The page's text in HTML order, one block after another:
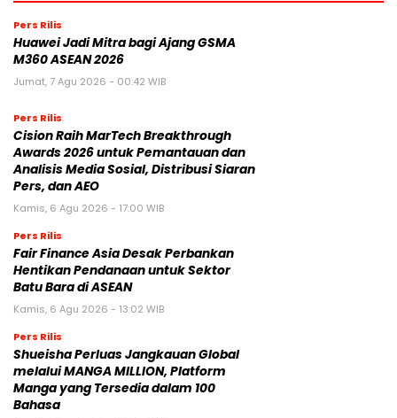
Pers Rilis
Huawei Jadi Mitra bagi Ajang GSMA
M360 ASEAN 2026
Jumat, 7 Agu 2026 - 00:42 WIB
Pers Rilis
Cision Raih MarTech Breakthrough
Awards 2026 untuk Pemantauan dan
Analisis Media Sosial, Distribusi Siaran
Pers, dan AEO
Kamis, 6 Agu 2026 - 17:00 WIB
Pers Rilis
Fair Finance Asia Desak Perbankan
Hentikan Pendanaan untuk Sektor
Batu Bara di ASEAN
Kamis, 6 Agu 2026 - 13:02 WIB
Pers Rilis
Shueisha Perluas Jangkauan Global
melalui MANGA MILLION, Platform
Manga yang Tersedia dalam 100
Bahasa